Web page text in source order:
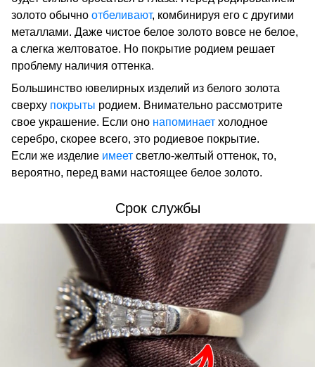
золото обычно отбеливают, комбинируя его с другими
металлами. Даже чистое белое золото вовсе не белое,
а слегка желтоватое. Но покрытие родием решает
проблему наличия оттенка.
Большинство ювелирных изделий из белого золота
сверху покрыты родием. Внимательно рассмотрите
свое украшение. Если оно напоминает холодное
серебро, скорее всего, это родиевое покрытие.
Если же изделие имеет светло-желтый оттенок, то,
вероятно, перед вами настоящее белое золото.
Срок службы